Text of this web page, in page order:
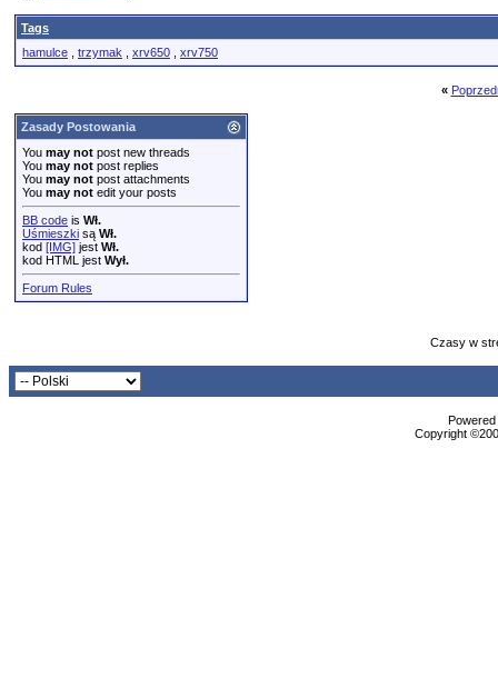
Tags
hamulce
trzymak xrv650 xrv750
«
Zasady Postowania
You may not post new threads
You may not post replies
You may not post attachments
You may not edit your posts
BB code is Wł.
Uśmieszki są Wł.
kod [IMG] jest Wł.
kod HTML jest Wył.
Forum Rules
Czasy w
Copyright